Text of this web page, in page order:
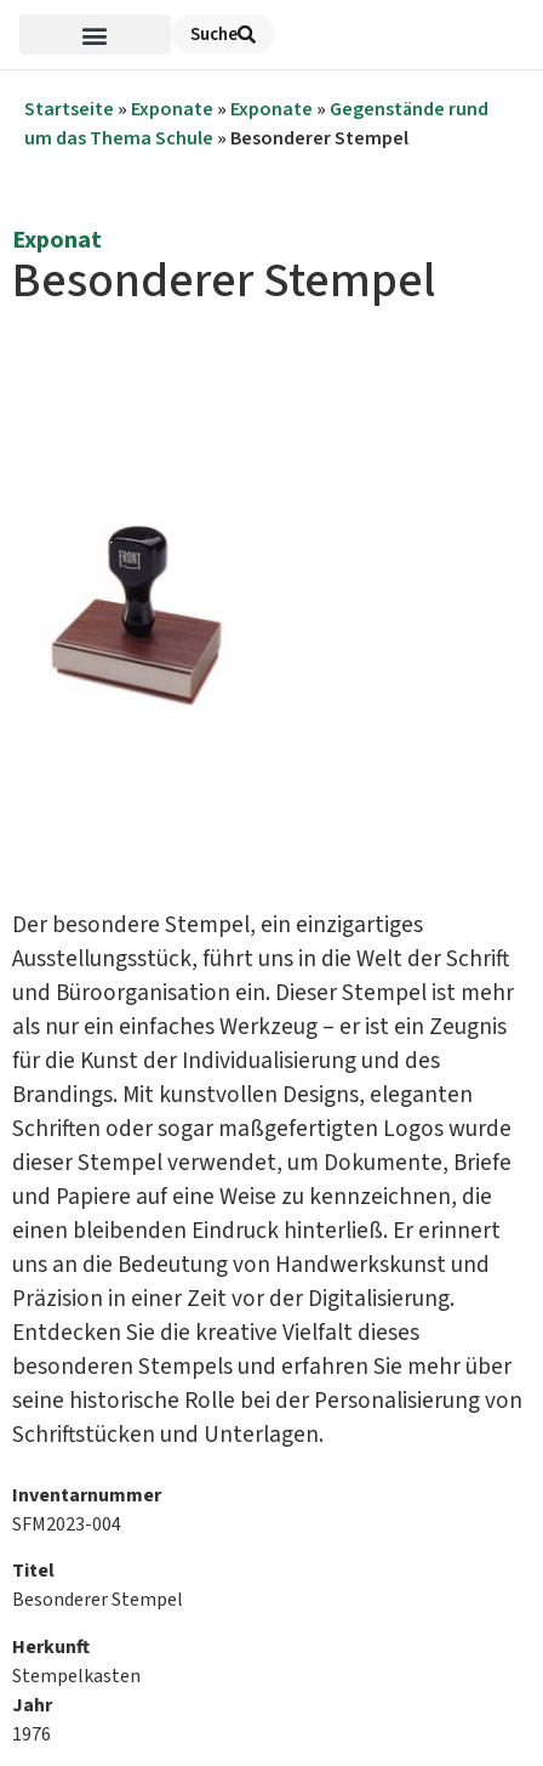
Suche
Startseite » Exponate » Exponate » Gegenstände rund
um das Thema Schule » Besonderer Stempel
Exponat
Besonderer Stempel
Der besondere Stempel, ein einzigartiges
Ausstellungsstück, führt uns in die Welt der Schrift
und Büroorganisation ein. Dieser Stempel ist mehr
als nur ein einfaches Werkzeug – er ist ein Zeugnis
für die Kunst der Individualisierung und des
Brandings. Mit kunstvollen Designs, eleganten
Schriften oder sogar maßgefertigten Logos wurde
dieser Stempel verwendet, um Dokumente, Briefe
und Papiere auf eine Weise zu kennzeichnen, die
einen bleibenden Eindruck hinterließ. Er erinnert
uns an die Bedeutung von Handwerkskunst und
Präzision in einer Zeit vor der Digitalisierung.
Entdecken Sie die kreative Vielfalt dieses
besonderen Stempels und erfahren Sie mehr über
seine historische Rolle bei der Personalisierung von
Schriftstücken und Unterlagen.
Inventarnummer
SFM2023-004
Titel
Besonderer Stempel
Herkunft
Stempelkasten
Jahr
1976